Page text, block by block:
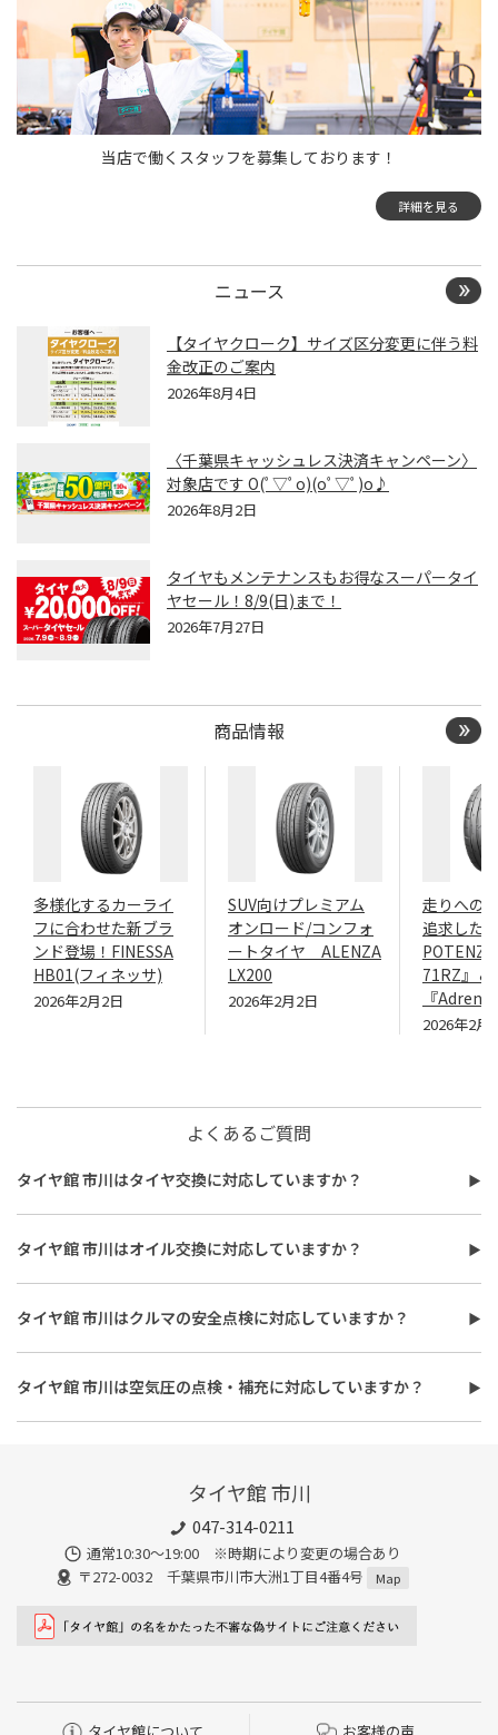
当店で働くスタッフを募集しております！
詳細を見る
ニュース
【タイヤクローク】サイズ区分変更に伴う料
金改正のご案内
2026年8月4日
〈千葉県キャッシュレス決済キャンペーン〉
対象店です O(ﾟ▽ﾟo)(oﾟ▽ﾟ)o♪
2026年8月2日
タイヤもメンテナンスもお得なスーパータイ
ヤセール！8/9(日)まで！
2026年7月27日
商品情報
多様化するカーライ
フに合わせた新ブラ
ンド登場！FINESSA
HB01(フィネッサ)
2026年2月2日
SUV向けプレミアム
オンロード/コンフォ
ートタイヤ ALENZA
LX200
2026年2月2日
走りへの
追求した
71RZ』＆
『
2026年2月
よくあるご質問
タイヤ館 市川はタイヤ交換に対応していますか？
タイヤ館 市川はタイヤ交換に対応しています。
費用は、タイヤ交換工賃のほかに、タイヤ本体の価格やホイール
バランス調整、使用済みタイヤ処分費用などがかかる場合があり
ます。
また、作業時間は最短で約30分程度ですが、作業内容や交換本
数、車種により異なり、時間がかかる場合もございます。詳細は店
舗スタッフまでお気軽にご相談ください
タイヤ館 市川はオイル交換に対応していますか？
タイヤ館 市川はオイル交換に対応しています。
使用するオイルの種類（鉱物油・部分合成油・全合成油）や粘
度、交換量によって費用が変わります。工賃やフィルター代を含め
た交換費用については、店舗スタッフまでお問い合わせくださ
い。
また、所要時間は最短約30分程度になります。こちらもオイルフ
ィルターの同時交換や、在庫・車種、作業時期等により時間が変
タイヤ館 市川はクルマの安全点検に対応していますか？
タイヤ館 市川はおクルマの安全点検に対応しています。最短30
分、無料で対応させていただきます。
タイヤ館 市川は空気圧の点検・補充に対応していますか？
タイヤ館 市川は空気圧の点検・補充に対応しています。最短15
タイヤ館 市川
047-314-0211
通常10:30～19:00 ※時期により変更の場合あり
〒272-0032 千葉県市川市大洲1丁目4番4号
Map